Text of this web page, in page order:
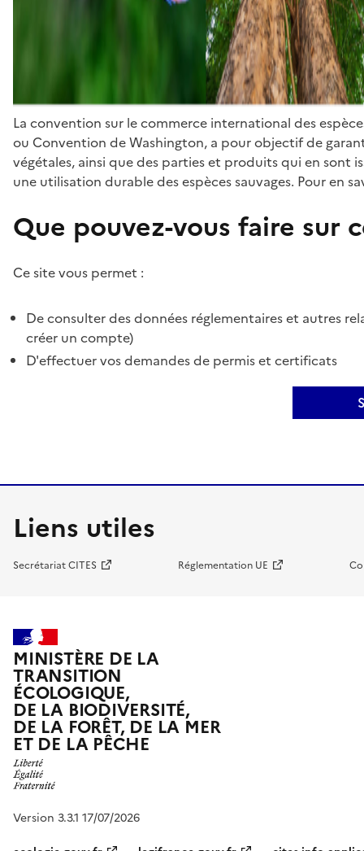
La convention sur le commerce international des
ou Convention de Washington, a pour objectif de
végétales, ainsi que des parties et produits qui en sont
une utilisation durable des espèces sauvages. Pour en
Que pouvez-vous faire sur
Ce site vous permet :
De consulter des données réglementaires et autres
créer un compte)
D'effectuer vos demandes de permis et certificats
Liens utiles
Secrétariat CITES Réglementation UE
MINISTÈRE DE LA
TRANSITION
ÉCOLOGIQUE,
DE LA BIODIVERSITÉ,
DE LA FORÊT, DE LA MER
ET DE LA PÊCHE
Version 3.3.1 17/07/2026